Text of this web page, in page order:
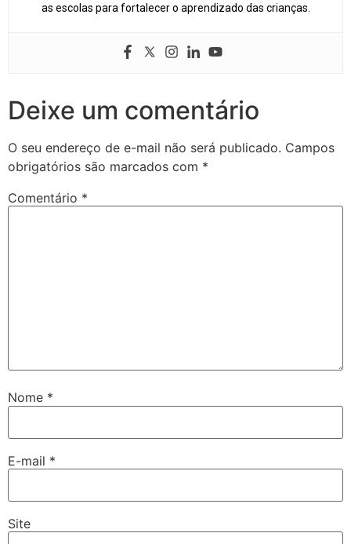
as escolas para fortalecer o aprendizado das crianças.
Deixe um comentário
O seu endereço de e-mail não será publicado. Campos
obrigatórios são marcados com *
Comentário *
Nome *
E-mail *
Site